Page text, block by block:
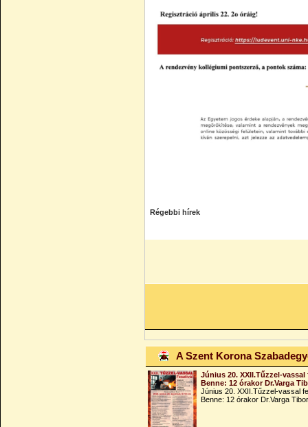
Régebbi hírek
A Szent Korona
Június 20. XXII.Tűzzel-
Benne: 12 órakor Dr.Varga
Június 20. XXII.Tűzzel-vassal
Benne: 12 órakor Dr.Varga Tibor